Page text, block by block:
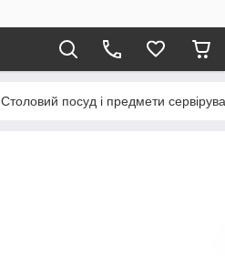
Столовий посуд і предмети